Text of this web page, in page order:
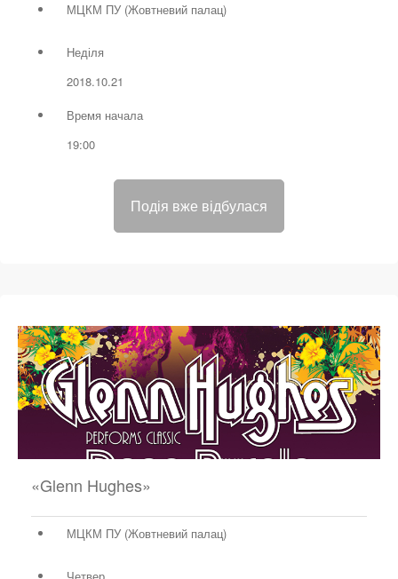
МЦКМ ПУ (Жовтневий палац)
Неділя
2018.10.21
Время начала
19:00
Подія вже відбулася
«Glenn Hughes»
МЦКМ ПУ (Жовтневий палац)